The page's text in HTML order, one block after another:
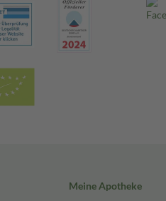
Meine Apotheke